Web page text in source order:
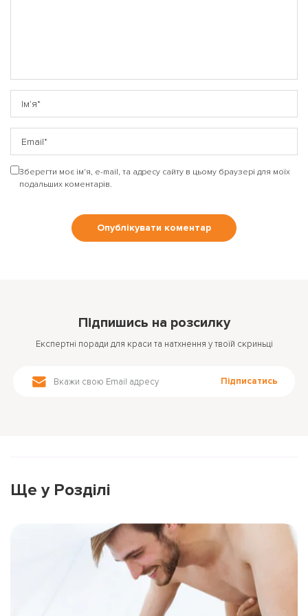
Зберегти моє ім'я, e-mail, та адресу сайту в цьому браузері для моїх
подальших коментарів.
Підпишись на розсилку
Підписатись
Експертні поради для краси та натхнення у твоїй скриньці
Ще у Розділі